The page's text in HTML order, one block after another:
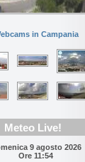
in Campania
Meteo Live!
9 agosto 2026
Ore 11:54